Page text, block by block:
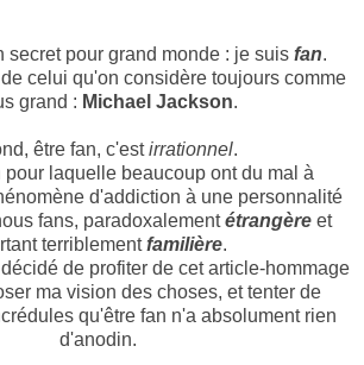
secret pour grand monde : je suis fan.
celui qu'on considère toujours comme
grand : Michael Jackson.
être fan, c'estirrationnel.
laquelle beaucoup ont du mal à
d'addiction à une personnalité
fans, paradoxalementétrangèreet
terriblementfamilière.
de profiter de cet article-hommage
ma vision des choses, et tenter de
qu'être fan n'a absolument rien
d'anodin.